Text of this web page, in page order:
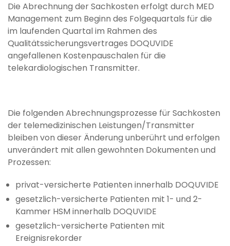
Die Abrechnung der Sachkosten erfolgt durch MED
Management zum Beginn des Folgequartals für die
im laufenden Quartal im Rahmen des
Qualitätssicherungsvertrages DOQUVIDE
angefallenen Kostenpauschalen für die
telekardiologischen Transmitter.
Die folgenden Abrechnungsprozesse für Sachkosten
der telemedizinischen Leistungen/Transmitter
bleiben von dieser Änderung unberührt und erfolgen
unverändert mit allen gewohnten Dokumenten und
Prozessen:
privat-versicherte Patienten innerhalb DOQUVIDE
gesetzlich-versicherte Patienten mit 1- und 2-
Kammer HSM innerhalb DOQUVIDE
gesetzlich-versicherte Patienten mit
Ereignisrekorder